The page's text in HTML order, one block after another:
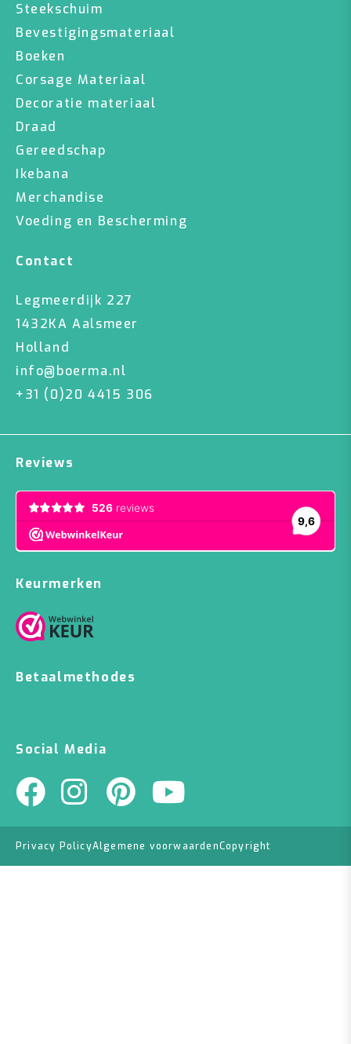
Steekschuim
Bevestigingsmateriaal
Boeken
Corsage Materiaal
Decoratie materiaal
Draad
Gereedschap
Ikebana
Merchandise
Voeding en Bescherming
Contact
Legmeerdijk 227
1432KA Aalsmeer
Holland
info@boerma.nl
+31 (0)20 4415 306
Reviews
Keurmerken
Betaalmethodes
Social Media
Privacy PolicyAlgemene voorwaardenCopyright